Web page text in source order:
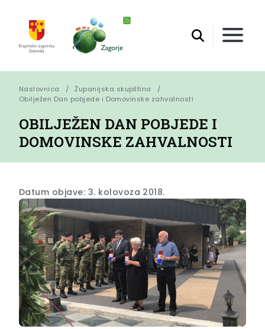
Naslovnica
Županijska skupština
Obilježen Dan pobjede i Domovinske zahvalnosti
OBILJEŽEN DAN POBJEDE I
DOMOVINSKE ZAHVALNOSTI
Datum objave: 3. kolovoza 2018.